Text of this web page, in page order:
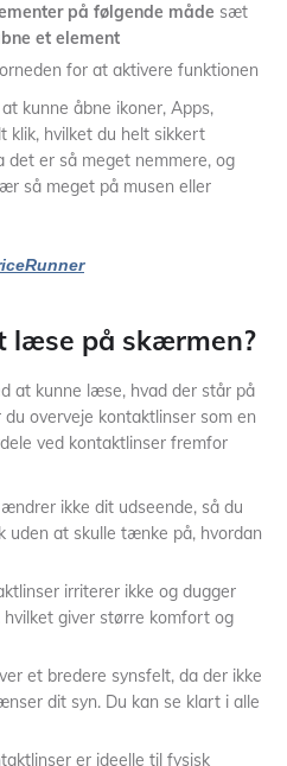
på følgende måde sæt
et element
for at aktivere funktionen
kunne åbne ikoner, Apps,
klik, hvilket du helt sikkert
er så meget nemmere, og
så meget på musen eller
læse på skærmen?
at kunne læse, hvad der står på
overveje kontaktlinser som en
ved kontaktlinser fremfor
ikke dit udseende, så du
uden at skulle tænke på, hvordan
irriterer ikke og dugger
hvilket giver større komfort og
et bredere synsfelt, da der ikke
dit syn. Du kan se klart i alle
er ideelle til fysisk